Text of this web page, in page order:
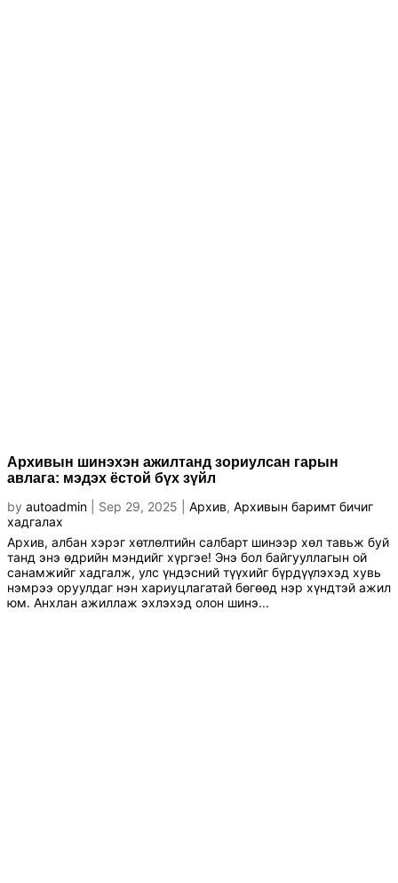
Архивын шинэхэн ажилтанд зо​риулсан гарын
авлага: мэдэх ёстой бүх зүйл
by autoadmin Sep 29, 2025 Архив, Архивын баримт бичиг
хадгалах
Архив, албан хэрэг хөтлөлтийн салбарт шинээр хөл тавьж буй
танд энэ өдрийн мэндийг хүргэе! Энэ бол байгууллагын ой
санамжийг хадгалж, улс үндэсний түүхийг бүрдүүлэхэд хувь
нэмрээ оруулдаг нэн хариуцлагатай бөгөөд нэр хүндтэй ажил
юм. Анхлан ажиллаж эхлэхэд олон шинэ...